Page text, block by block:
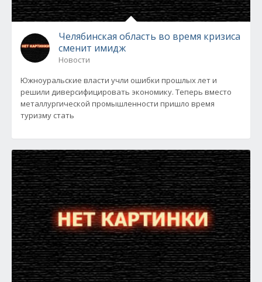
Челябинская область во время кризиса
сменит имидж
Новости
Южноуральские власти учли ошибки прошлых лет и
решили диверсифицировать экономику. Теперь вместо
металлургической промышленности пришло время
туризму стать